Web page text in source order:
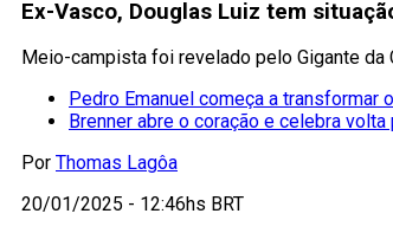
Ex-Vasco, Douglas Luiz tem
Meio-campista foi revelado pelo Gigante
Pedro Emanuel começa a transformar
Brenner abre o coração e celebra volta
Por Thomas Lagôa
20/01/2025 - 12:46hs BRT